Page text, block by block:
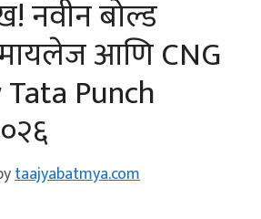
नवीन बोल्ड
आणि CNG
Punch
taajyabatmya.com